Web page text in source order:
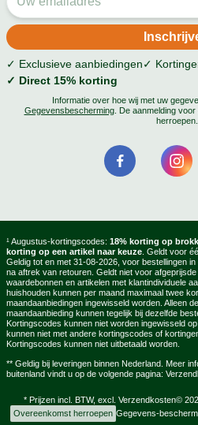
✓ Exclusieve aanbiedingen✓
✓ Direct 15% korting
Informatie over hoe wij met uw
Gegevensbescherming. De aanmelding
herroepen.
¹ Augustus-kortingscodes: 18% korting op
korting op een artikel naar keuze . Geldt voor
Geldig tot en met 31-08-2026, voor bestellingen
na aftrek van retouren. Geldt niet voor
waardebonnen en artikelen met klantindividuele
huishouden kunnen per maand maximaal twee
maandaanbiedingen ingewisseld worden. Alleen
maandaanbieding kunnen tegelijk bij dezelfde
Kortingscodes kunnen niet worden ingewisseld
kunnen niet met andere kortingscodes of
Kortingscodes kunnen niet uitbetaald worden.
** Geldig bij leveringen binnen Nederland. Meer
buitenland vindt u op de volgende pagina:
* Prijzen incl. BTW, excl. Verzendkosten©
Overeenkomst herroepen Gegevens-